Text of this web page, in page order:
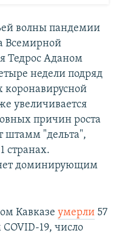
волны пандемии
Всемирной
Тедрос Аданом
недели подряд
коронавирусной
увеличивается
причин роста
штамм "дельта",
странах.
доминирующим
Кавказе умерли 57
19, число